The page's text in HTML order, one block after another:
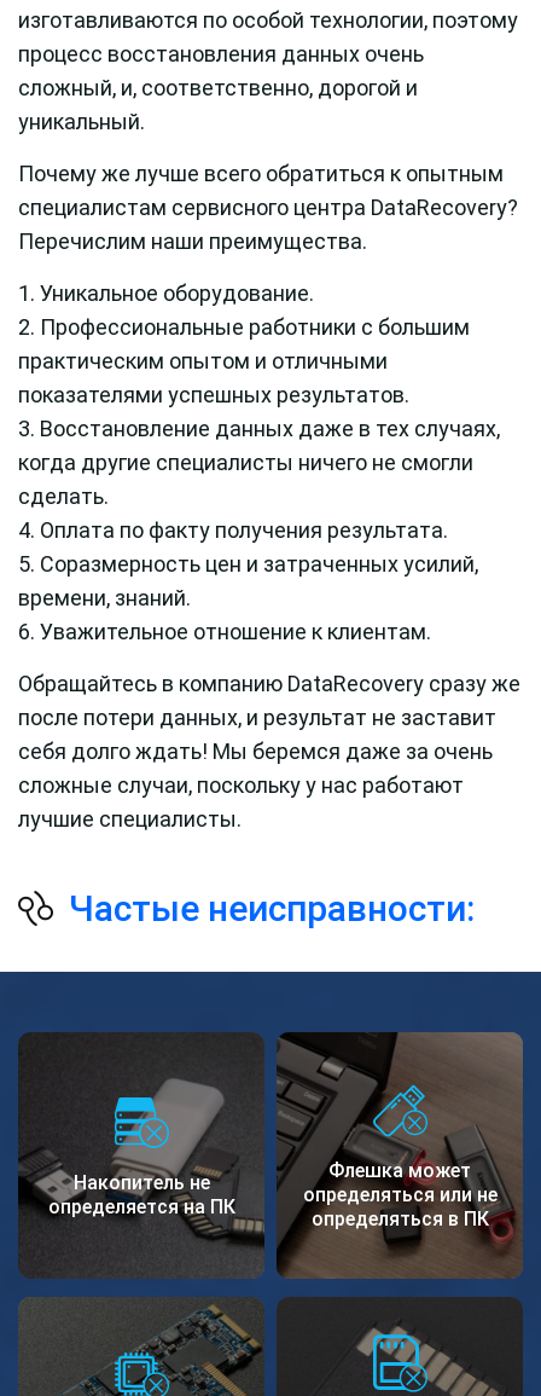
изготавливаются по особой технологии, поэтому
процесс восстановления данных очень
сложный, и, соответственно, дорогой и
уникальный.
Почему же лучше всего обратиться к опытным
специалистам сервисного центра DataRecovery?
Перечислим наши преимущества.
Уникальное оборудование.
Профессиональные работники с большим
практическим опытом и отличными
показателями успешных результатов.
Восстановление данных даже в тех случаях,
когда другие специалисты ничего не смогли
сделать.
Оплата по факту получения результата.
Соразмерность цен и затраченных усилий,
времени, знаний.
Уважительное отношение к клиентам.
Обращайтесь в компанию DataRecovery сразу же
после потери данных, и результат не заставит
себя долго ждать! Мы беремся даже за очень
сложные случаи, поскольку у нас работают
лучшие специалисты.
Частые неисправности:
Накопитель не
определяется на ПК
Флешка может
определяться или не
определяться в ПК